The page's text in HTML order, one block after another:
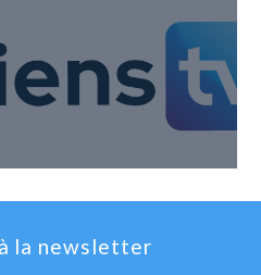
la newsletter